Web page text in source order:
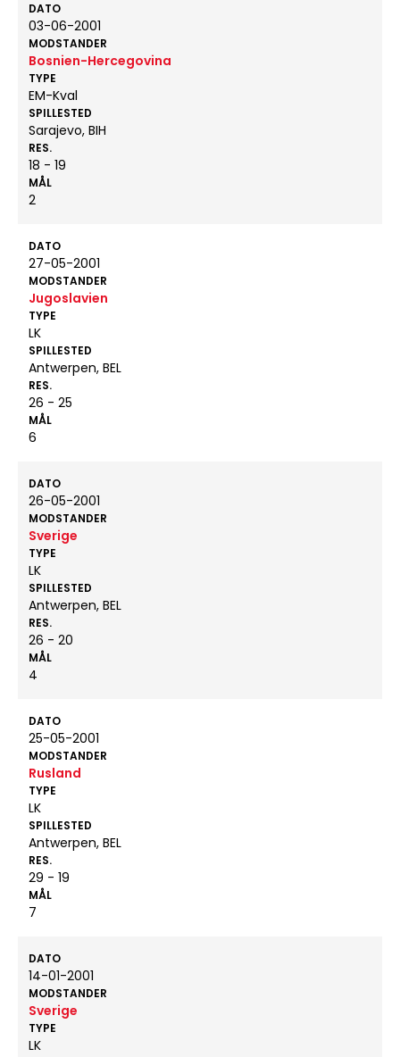
DATO
03-06-2001
MODSTANDER
Bosnien-Hercegovina
TYPE
EM-Kval
SPILLESTED
Sarajevo, BIH
RES.
18 - 19
MÅL
2
DATO
27-05-2001
MODSTANDER
Jugoslavien
TYPE
LK
SPILLESTED
Antwerpen, BEL
RES.
26 - 25
MÅL
6
DATO
26-05-2001
MODSTANDER
Sverige
TYPE
LK
SPILLESTED
Antwerpen, BEL
RES.
26 - 20
MÅL
4
DATO
25-05-2001
MODSTANDER
Rusland
TYPE
LK
SPILLESTED
Antwerpen, BEL
RES.
29 - 19
MÅL
7
DATO
14-01-2001
MODSTANDER
Sverige
TYPE
LK